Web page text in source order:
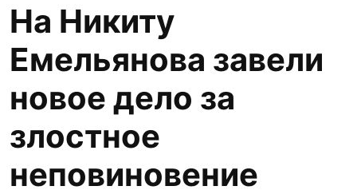
На Никиту
Емельянова завели
новое дело за
злостное
неповиновение